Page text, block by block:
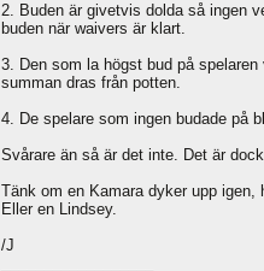
2. Buden är givetvis dolda så ingen
buden när waivers är klart.
3. Den som la högst bud på
summan dras från potten.
4. De spelare som ingen budade på
Svårare än så är det inte. Det är
Tänk om en Kamara dyker upp
Eller en Lindsey.
/J